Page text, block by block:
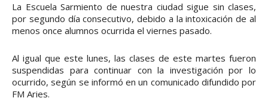
La Escuela Sarmiento de nuestra ciudad sigue sin clases,
por segundo día consecutivo, debido a la intoxicación de al
menos once alumnos ocurrida el viernes pasado.
Al igual que este lunes, las clases de este martes fueron
suspendidas para continuar con la investigación por lo
ocurrido, según se informó en un comunicado difundido por
FM Aries.